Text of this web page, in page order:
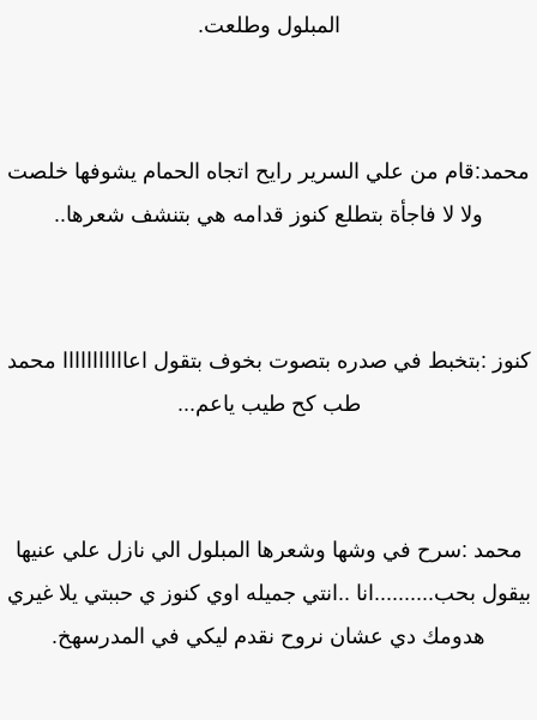
المبلول وطلعت.
من علي السرير رايح اتجاه الحمام يشوفها خلصت
ولا لا فاجأة بتطلع كنوز قدامه هي بتنشف شعرها..
:بتخبط في صدره بتصوت بخوف بتقول اعااااااااااا محمد
طب كح طيب ياعم...
:سرح في وشها وشعرها المبلول الي نازل علي عنيها
بحب..........انا ..انتي جميله اوي كنوز ي حببتي يلا غيري
هدومك دي عشان نروح نقدم ليكي في المدرسهخ.